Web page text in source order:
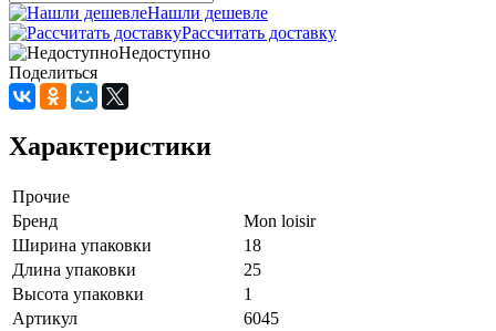
Нашли дешевле
Рассчитать доставку
Недоступно
Поделиться
Характеристики
Прочие
Бренд
Mon loisir
Ширина упаковки
18
Длина упаковки
25
Высота упаковки
1
Артикул
6045